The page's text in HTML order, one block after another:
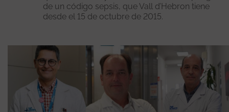
de un código sepsis, que Vall d’Hebron tiene
desde el 15 de octubre de 2015.